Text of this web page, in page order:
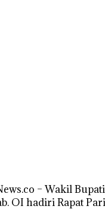
– Wakil
OI hadiri Rapat